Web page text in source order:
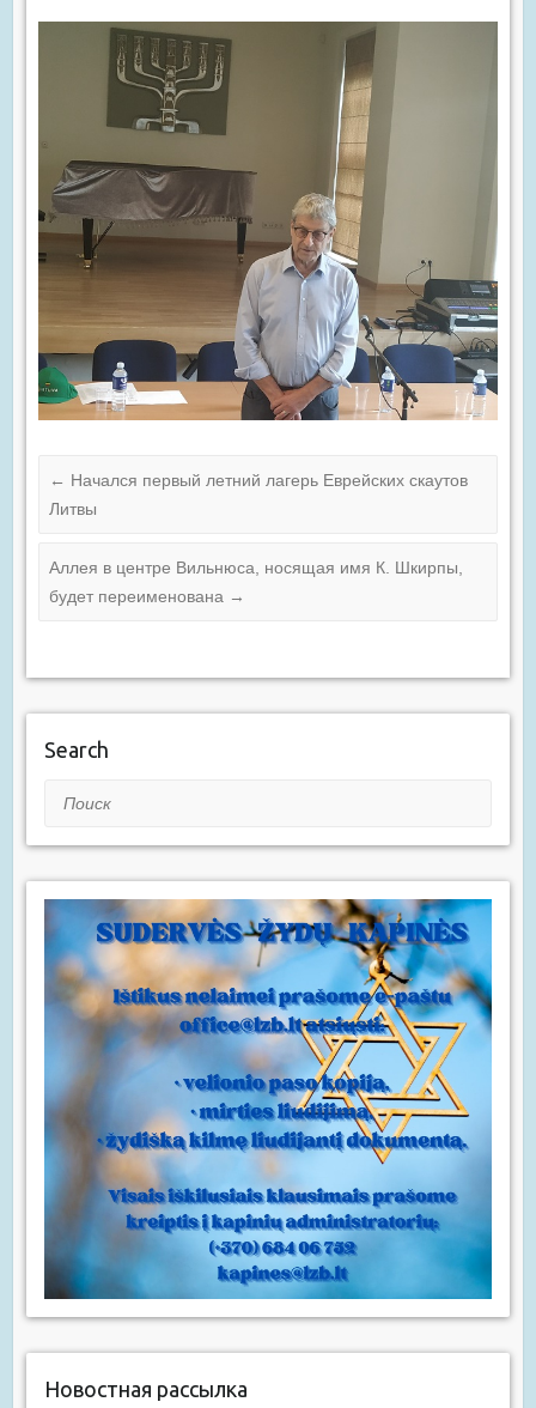
← Начался первый летний лагерь Еврейских скаутов
Литвы
Аллея в центре Вильнюса, носящая имя К. Шкирпы,
будет переименована →
Search
Поиск
Новостная рассылка